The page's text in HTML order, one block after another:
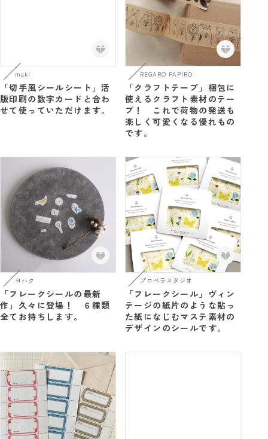
maki
「切手風シールシート」活
版印刷の数字カードと合わ
せて使っていただけます。
REGARO PAPIRO
「クラフトテープ」梱包に
使えるクラフト素材のテー
プ！ これで荷物の発送も
楽しく可愛くなる優れもの
です。
ヨハク
「フレークシールの最新
作」久々に登場！ ６種類
全てお持ちします。
プロペラスタジオ
「フレークシール」ヴィン
テージの紙片のような貼っ
た紙になじむマステ素材の
デザインのシールです。